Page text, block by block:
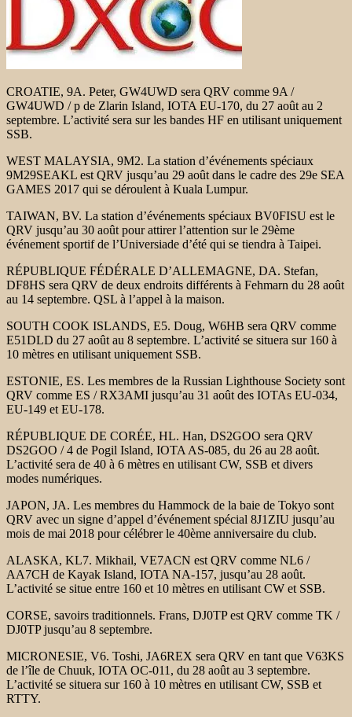
CROATIE, 9A. Peter, GW4UWD sera QRV comme 9A /
GW4UWD / p de Zlarin Island, IOTA EU-170, du 27 août au 2
septembre. L’activité sera sur les bandes HF en utilisant uniquement
SSB.
WEST MALAYSIA, 9M2. La station d’événements spéciaux
9M29SEAKL est QRV jusqu’au 29 août dans le cadre des 29e SEA
GAMES 2017 qui se déroulent à Kuala Lumpur.
TAIWAN, BV. La station d’événements spéciaux BV0FISU est le
QRV jusqu’au 30 août pour attirer l’attention sur le 29ème
événement sportif de l’Universiade d’été qui se tiendra à Taipei.
RÉPUBLIQUE FÉDÉRALE D’ALLEMAGNE, DA. Stefan,
DF8HS sera QRV de deux endroits différents à Fehmarn du 28 août
au 14 septembre. QSL à l’appel à la maison.
SOUTH COOK ISLANDS, E5. Doug, W6HB sera QRV comme
E51DLD du 27 août au 8 septembre. L’activité se situera sur 160 à
10 mètres en utilisant uniquement SSB.
ESTONIE, ES. Les membres de la Russian Lighthouse Society sont
QRV comme ES / RX3AMI jusqu’au 31 août des IOTAs EU-034,
EU-149 et EU-178.
RÉPUBLIQUE DE CORÉE, HL. Han, DS2GOO sera QRV
DS2GOO / 4 de Pogil Island, IOTA AS-085, du 26 au 28 août.
L’activité sera de 40 à 6 mètres en utilisant CW, SSB et divers
modes numériques.
JAPON, JA. Les membres du Hammock de la baie de Tokyo sont
QRV avec un signe d’appel d’événement spécial 8J1ZIU jusqu’au
mois de mai 2018 pour célébrer le 40ème anniversaire du club.
ALASKA, KL7. Mikhail, VE7ACN est QRV comme NL6 /
AA7CH de Kayak Island, IOTA NA-157, jusqu’au 28 août.
L’activité se situe entre 160 et 10 mètres en utilisant CW et SSB.
CORSE, savoirs traditionnels. Frans, DJ0TP est QRV comme TK /
DJ0TP jusqu’au 8 septembre.
MICRONESIE, V6. Toshi, JA6REX sera QRV en tant que V63KS
de l’île de Chuuk, IOTA OC-011, du 28 août au 3 septembre.
L’activité se situera sur 160 à 10 mètres en utilisant CW, SSB et
RTTY.